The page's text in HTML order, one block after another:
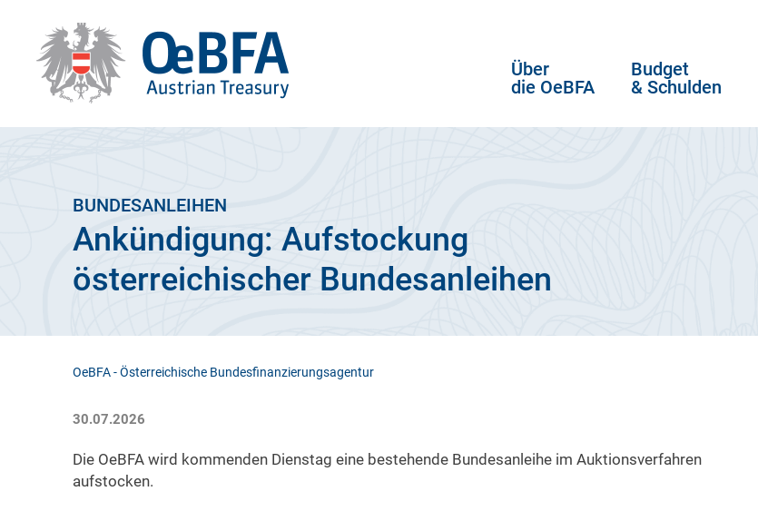
Über
die OeBFA
Budget
& Schulden
BUNDESANLEIHEN
Ankündigung: Aufstockung
österreichischer Bundesanleihen
OeBFA - Österreichische Bundesfinanzierungsagentur
30.07.2026
Die OeBFA wird kommenden Dienstag eine bestehende Bundesanleihe im Auktionsverfahren
aufstocken.